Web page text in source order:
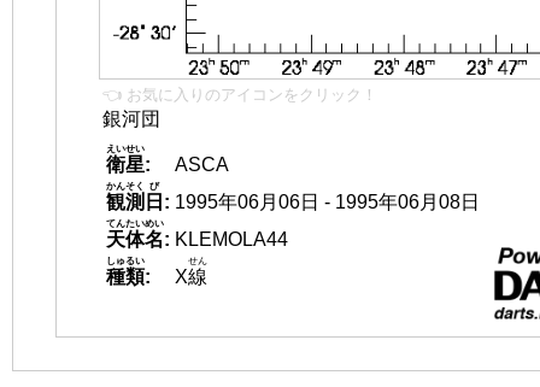
👈 お気に入りのアイコンをクリック！
銀河団
衛星
えいせい
:
ASCA
観測
かんそく
日
び
: 1995年06月06日 - 1995年06月08日
天体名
てんたいめい
: KLEMOLA44
種類
しゅるい
: X線
せん